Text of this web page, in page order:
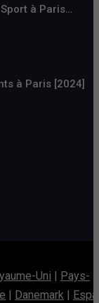
à Paris…
à Paris [2024]
Uni
Pays-
Danemark